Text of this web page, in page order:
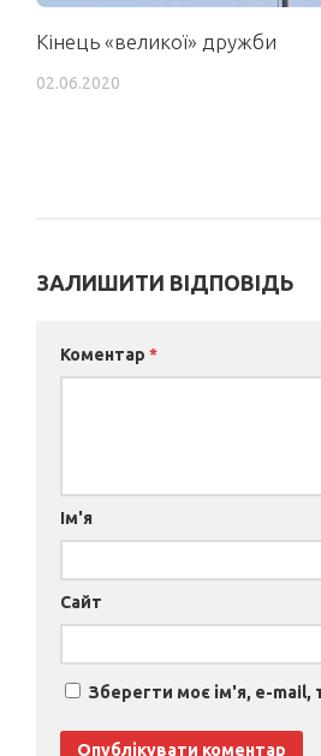
Кінець «великої» дружби
02.06.2020
ЗАЛИШИТИ ВІДПОВІДЬ
Коментар *
Ім'я
Сайт
Зберегти моє ім'я, e-mail,